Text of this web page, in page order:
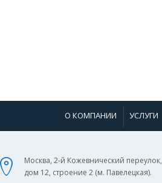
О КОМПАНИИ УСЛУГИ
Москва, 2-й Кожевнический переулок,
дом 12, строение 2 (м. Павелецкая).